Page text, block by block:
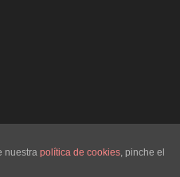
nuestra política de cookies, pinche el